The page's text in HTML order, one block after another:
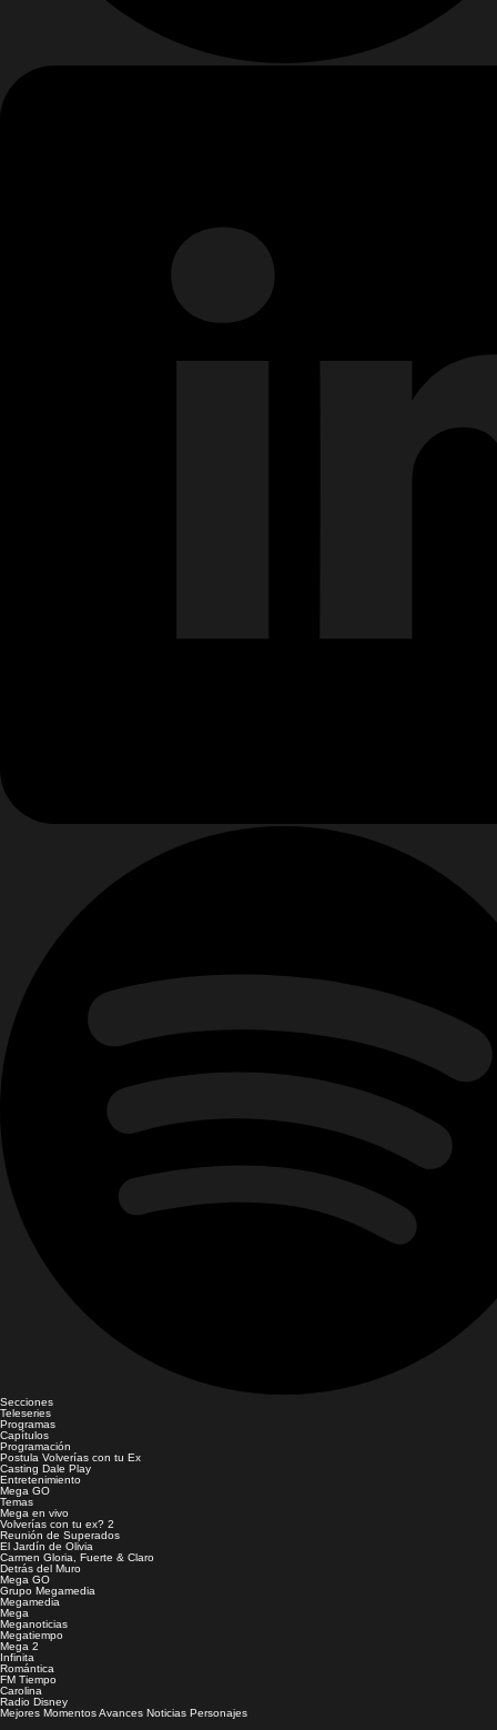
Secciones
Teleseries
Programas
Capítulos
Programación
Postula Volverías con tu Ex
Casting Dale Play
Entretenimiento
Mega GO
Temas
Mega en vivo
Volverías con tu ex? 2
Reunión de Superados
El Jardín de Olivia
Carmen Gloria, Fuerte & Claro
Detrás del Muro
Mega GO
Grupo Megamedia
Megamedia
Mega
Meganoticias
Megatiempo
Mega 2
Infinita
Romántica
FM Tiempo
Carolina
Radio Disney
Mejores MomentosAvances Noticias Personajes